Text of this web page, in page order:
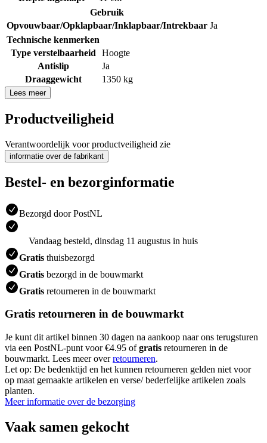
Gebruik
Opvouwbaar/Opklapbaar/Inklapbaar/Intrekbaar Ja
Technische kenmerken
Type verstelbaarheid
Hoogte
Antislip
Ja
Draaggewicht
1350 kg
Lees meer
Productveiligheid
Verantwoordelijk voor productveiligheid zie
informatie over de fabrikant
Bestel- en bezorginformatie
Bezorgd door PostNL
Vandaag besteld, dinsdag 11 augustus in huis
Gratis thuisbezorgd
Gratis bezorgd in de bouwmarkt
Gratis retourneren in de bouwmarkt
Gratis retourneren in de bouwmarkt
Je kunt dit artikel binnen 30 dagen na aankoop naar ons terugsturen
via een PostNL-punt voor €4.95 ofgratis retourneren in de
bouwmarkt. Lees meer overretourneren.
Let op: De bedenktijd en het kunnen retourneren gelden niet voor
op maat gemaakte artikelen en verse/ bederfelijke artikelen zoals
planten.
Meer informatie over de bezorging
Vaak samen gekocht